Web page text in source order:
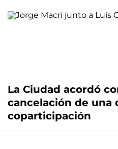
La Ciudad acordó
cancelación de una
coparticipación